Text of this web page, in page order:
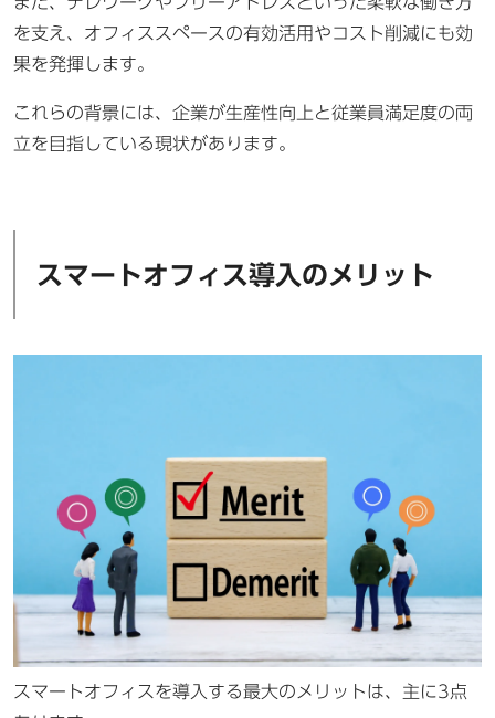
を支え、オフィススペースの有効活用やコスト削減にも効
果を発揮します。
これらの背景には、企業が生産性向上と従業員満足度の両
立を目指している現状があります。
スマートオフィス導入のメリット
スマートオフィスを導入する最大のメリットは、主に3点